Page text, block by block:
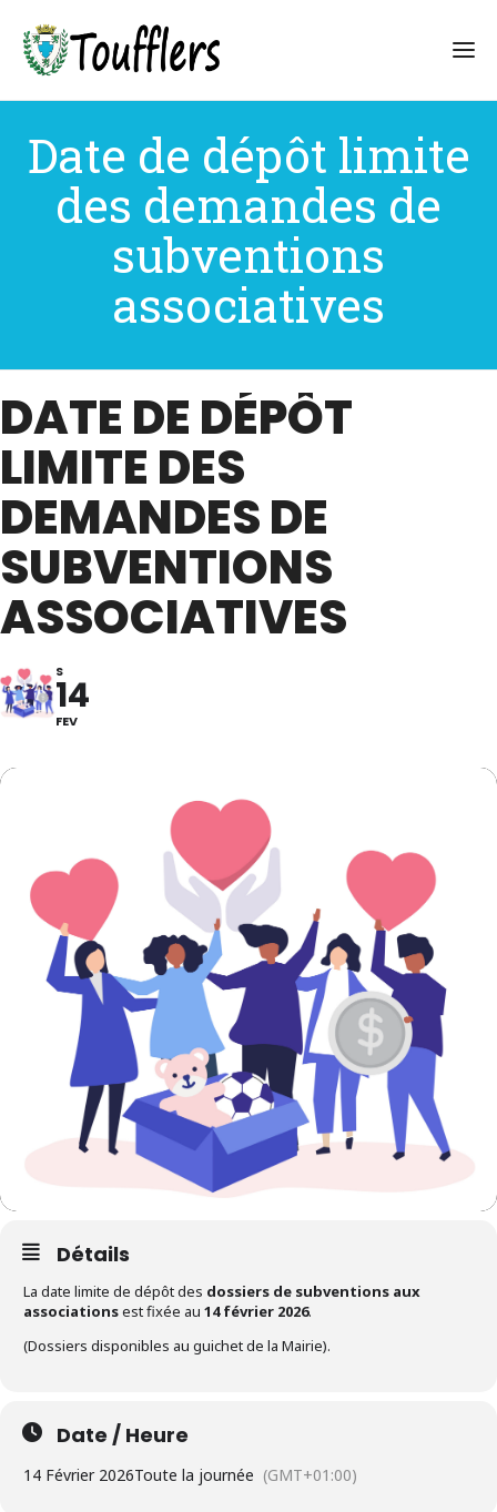
Date de dépôt limite
des demandes de
subventions
associatives
DATE DE DÉPÔT
LIMITE DES
DEMANDES DE
SUBVENTIONS
ASSOCIATIVES
S
14
FEV
Détails
La date limite de dépôt des dossiers de subventions aux
associationsest fixée au 14 février 2026.
(Dossiers disponibles au guichet de la Mairie).
Date / Heure
14 Février 2026Toute la journée (GMT+01:00)